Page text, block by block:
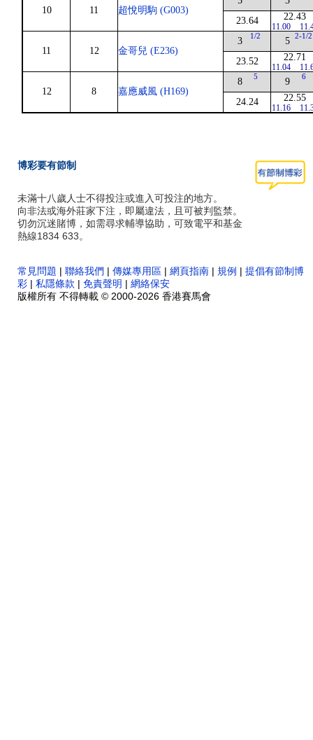
10 11 超悅明駒 (G003)
23.64 22.43
11.00
11 12 金哥兒 (E236)
3 1/2
23.52
5 2-1/2
22.71
11.04
12 8 嘉應威風 (H169)
8 5
24.24
9 6
22.55
11.16
博彩要有節制
未滿十八歲人士不得投注或進入可投注的地方。
向非法或海外莊家下注，即屬違法，且可被判監禁。
切勿沉迷賭博，如需尋求輔導協助，可致電平和基金
熱線1834 633。
常見問題 | 聯絡我們 | 傳媒專用區 | 網頁指南 | 規例 | 提倡有節制博
彩 | 私隱條款 | 免責聲明 | 網絡保安
版權所有 不得轉載 © 2000-2026 香港賽馬會